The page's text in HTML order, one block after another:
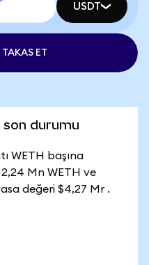
USDT
ET
durumu
WETH başına
2,24 Mn WETH ve
değeri $4,27 Mr .